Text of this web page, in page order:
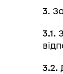
3.
3.1.
3.2.